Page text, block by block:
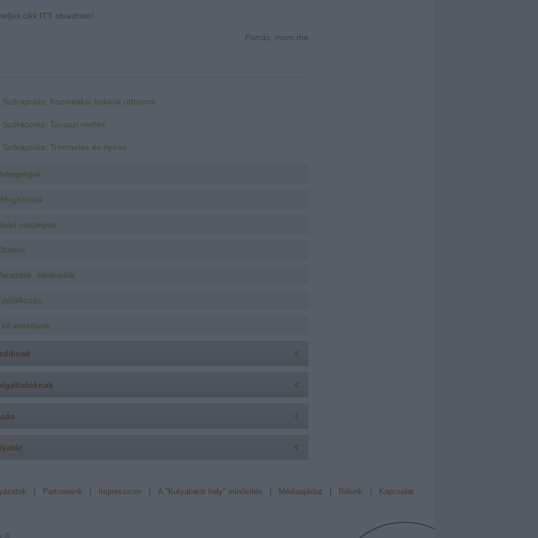
cikk ITT olvasható!
Forrás: mom.me
Szőrápolás: Kozmetikai trükkök otthonra
Szőrápolás: Tavaszi vedlés
Szőrápolás: Trimmelés és nyírás
veszélyek
élősködők
veszélyek
Partnereink Impresszum A "Kutyabarát hely" minősítés Médiaajánlat| Rólunk Kapcsolat
®